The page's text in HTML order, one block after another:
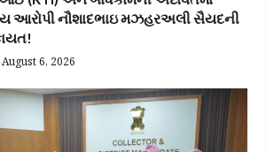
આરોપી નૌશાદભાઇ મઝહરઅલી સૈયદની
August 6, 2026